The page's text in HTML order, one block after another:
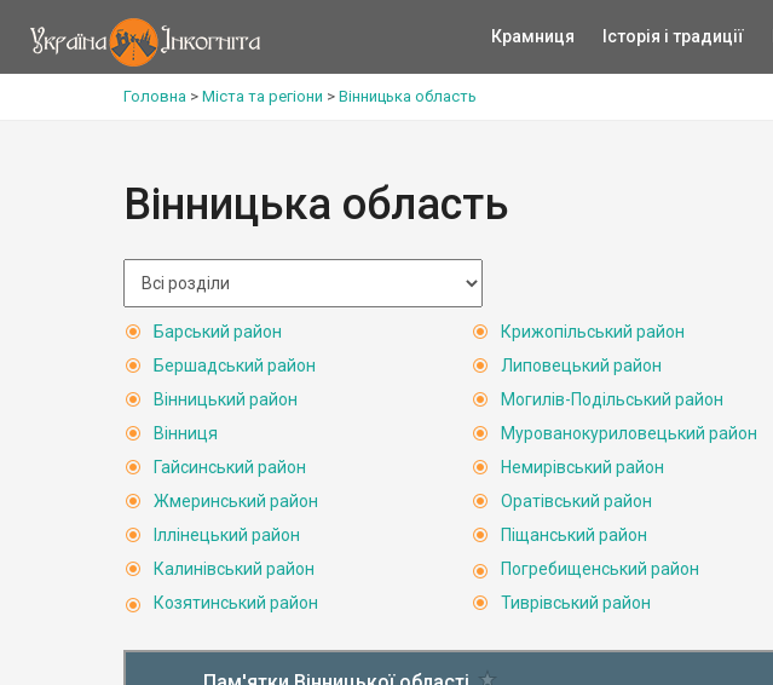
Крамниця Історія і традиції
Головна > Міста та регіони > Вінницька область
Вінницька область
Барський район
Бершадський район
Вінницький район
Вінниця
Гайсинський район
Жмеринський район
Іллінецький район
Калинівський район
Козятинський район
Крижопільський район
Липовецький район
Могилів-Подільський район
Мурованокуриловецький район
Немирівський район
Оратівський район
Піщанський район
Погребищенський район
Тиврівський район